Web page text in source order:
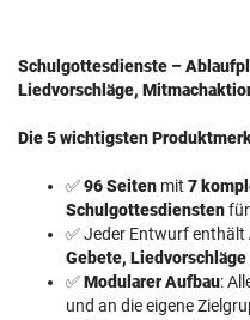
Schulgottesdienste –
Liedvorschläge,
Die 5 wichtigsten
✅96 Seiten mit 7
Schulgottesdiensten
✅ Jeder Entwurf enthält
Gebete, Liedvorschläge
✅Modularer Aufbau:
und an die eigene